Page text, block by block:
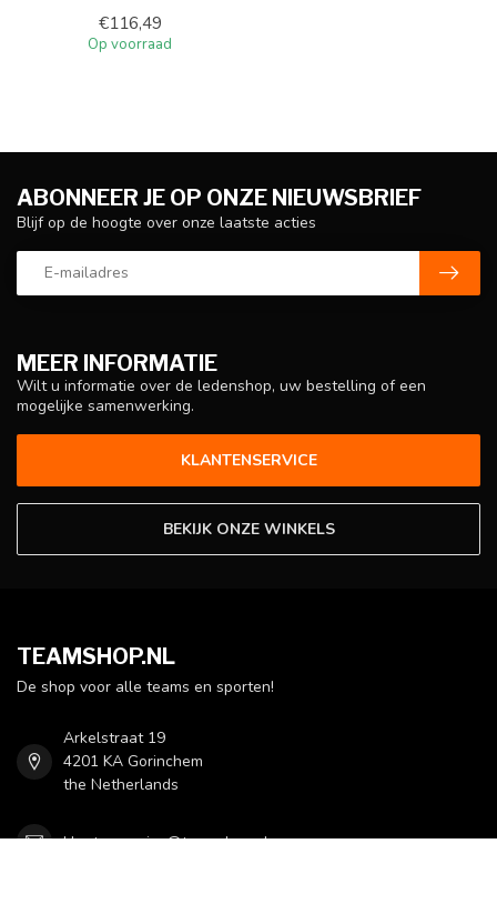
€116,49
Op voorraad
MEER INFORMATIE
Wilt u informatie over de ledenshop, uw bestelling of een
mogelijke samenwerking.
KLANTENSERVICE
BEKIJK ONZE WINKELS
ABONNEER JE OP ONZE NIEUWSBRIEF
Blijf op de hoogte over onze laatste acties
TEAMSHOP.NL
De shop voor alle teams en sporten!
Arkelstraat 19
4201 KA Gorinchem
the Netherlands
klantenservice@teamshop.nl